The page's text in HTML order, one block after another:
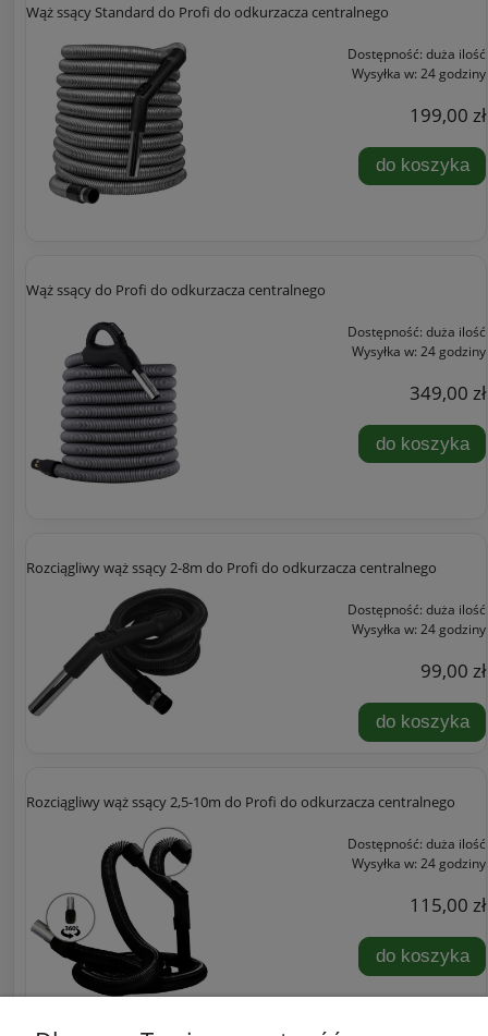
Wąż ssący Standard do Profi do odkurzacza centralnego
Dostępność: duża ilość
Wysyłka w: 24 godziny
199,00 zł
do koszyka
Wąż ssący do Profi do odkurzacza centralnego
Dostępność: duża ilość
Wysyłka w: 24 godziny
349,00 zł
do koszyka
Rozciągliwy wąż ssący 2-8m do Profi do odkurzacza centralnego
Dostępność: duża ilość
Wysyłka w: 24 godziny
99,00 zł
do koszyka
Rozciągliwy wąż ssący 2,5-10m do Profi do odkurzacza centralnego
Dostępność: duża ilość
Wysyłka w: 24 godziny
115,00 zł
do koszyka